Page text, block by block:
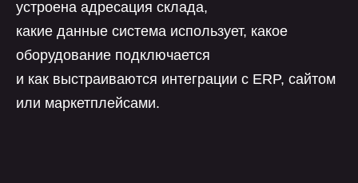
устроена адресация склада,
какие данные система использует, какое
оборудование подключается
и как выстраиваются интеграции с ERP, сайтом
или маркетплейсами.